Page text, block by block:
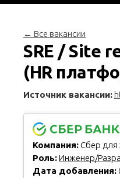
← Все вакансии
SRE / Site
(HR
Источник вакансии:
Компания: Сбер для
Роль:Инженер/
Дата добавления: